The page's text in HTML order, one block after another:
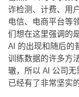
诈检测、计费、用
电信、电商平台等
们想在这里强调的
AI 的出现和随后的
训练数据的许多方
辙，所以 AI 公司
已经有了非常坚实